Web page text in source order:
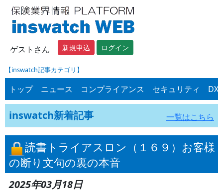
ゲストさん 新規申込 ログイン
【inswatch記事カテゴリ】
トップ ニュース コンプライアンス セキュリティ DX
inswatch新着記事 一覧はこちら
読書トライアスロン（１６９）お客様
の断り文句の裏の本音
2025年03月18日